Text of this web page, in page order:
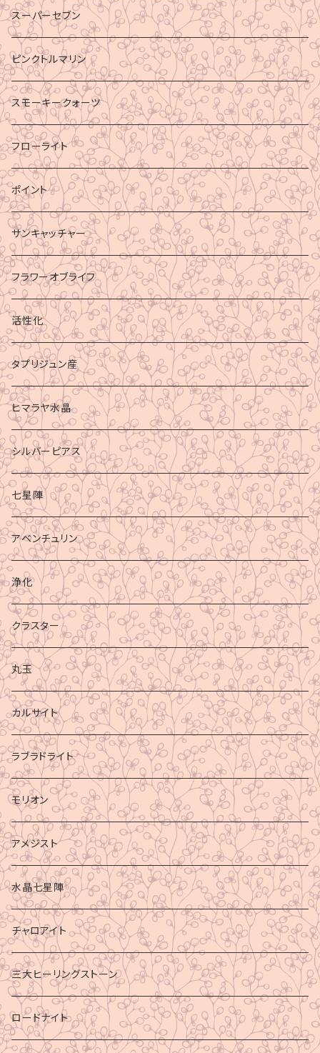
スーパーセブン
ピンクトルマリン
スモーキークォーツ
フローライト
ポイント
サンキャッチャー
フラワーオブライフ
活性化
タプリジュン産
ヒマラヤ水晶
シルバーピアス
七星陣
アベンチュリン
浄化
クラスター
丸玉
カルサイト
ラブラドライト
モリオン
アメジスト
水晶七星陣
チャロアイト
三大ヒーリングストーン
ロードナイト